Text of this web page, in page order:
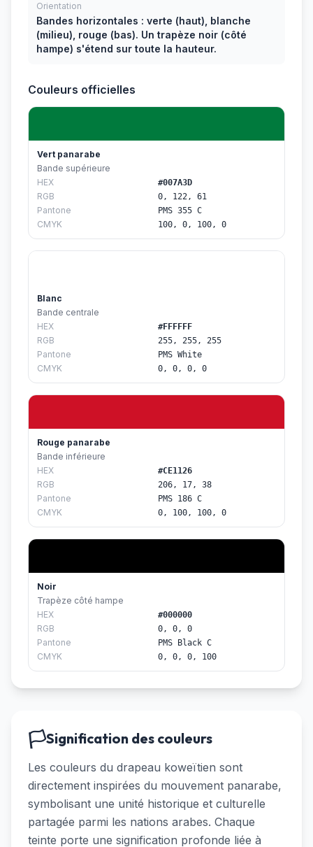
Orientation
Bandes horizontales : verte (haut), blanche
(milieu), rouge (bas). Un trapèze noir (côté
hampe) s'étend sur toute la hauteur.
Couleurs officielles
Vert panarabe
Bande supérieure
HEX
#007A3D
RGB 0, 122, 61
Pantone PMS 355 C
CMYK 100, 0, 100, 0
Blanc
Bande centrale
HEX
#FFFFFF
RGB 255, 255, 255
Pantone PMS White
CMYK 0, 0, 0, 0
Rouge panarabe
Bande inférieure
HEX
#CE1126
RGB 206, 17, 38
Pantone PMS 186 C
CMYK 0, 100, 100, 0
Noir
Trapèze côté hampe
HEX
#000000
RGB 0, 0, 0
Pantone PMS Black C
CMYK 0, 0, 0, 100
🏳️Signification des couleurs
Les couleurs du drapeau koweïtien sont
directement inspirées du mouvement panarabe,
symbolisant une unité historique et culturelle
partagée parmi les nations arabes. Chaque
teinte porte une signification profonde liée à